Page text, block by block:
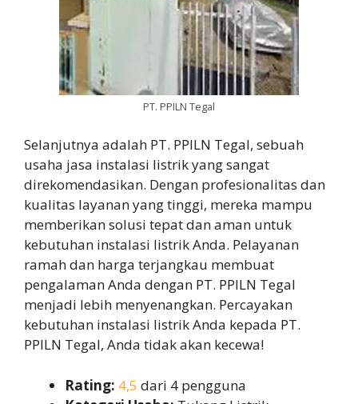
PT. PPILN Tegal
Selanjutnya adalah PT. PPILN Tegal, sebuah
usaha jasa instalasi listrik yang sangat
direkomendasikan. Dengan profesionalitas dan
kualitas layanan yang tinggi, mereka mampu
memberikan solusi tepat dan aman untuk
kebutuhan instalasi listrik Anda. Pelayanan
ramah dan harga terjangkau membuat
pengalaman Anda dengan PT. PPILN Tegal
menjadi lebih menyenangkan. Percayakan
kebutuhan instalasi listrik Anda kepada PT.
PPILN Tegal, Anda tidak akan kecewa!
Rating: 4,5 dari 4 pengguna